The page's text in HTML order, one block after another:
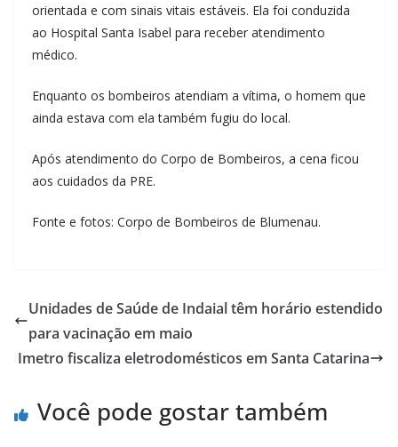
orientada e com sinais vitais estáveis. Ela foi conduzida
ao Hospital Santa Isabel para receber atendimento
médico.
Enquanto os bombeiros atendiam a vítima, o homem que
ainda estava com ela também fugiu do local.
Após atendimento do Corpo de Bombeiros, a cena ficou
aos cuidados da PRE.
Fonte e fotos: Corpo de Bombeiros de Blumenau.
Unidades de Saúde de Indaial têm horário estendido
para vacinação em maio
Imetro fiscaliza eletrodomésticos em Santa Catarina
Você pode gostar também